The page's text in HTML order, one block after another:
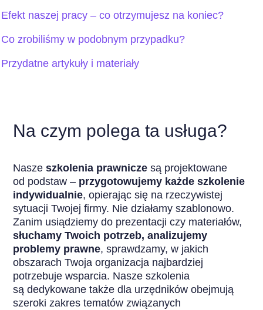
Efekt naszej pracy – co otrzymujesz na koniec?
Co zrobiliśmy w podobnym przypadku?
Przydatne artykuły i materiały
Na czym polega ta usługa?
Naszeszkolenia prawnicze są projektowane
od podstaw – przygotowujemy każde szkolenie
indywidualnie, opierając się na rzeczywistej
sytuacji Twojej firmy. Nie działamy szablonowo.
Zanim usiądziemy do prezentacji czy materiałów,
słuchamy Twoich potrzeb, analizujemy
problemy prawne, sprawdzamy, w jakich
obszarach Twoja organizacja najbardziej
potrzebuje wsparcia. Nasze szkolenia
są dedykowane także dla urzędników obejmują
szeroki zakres tematów związanych